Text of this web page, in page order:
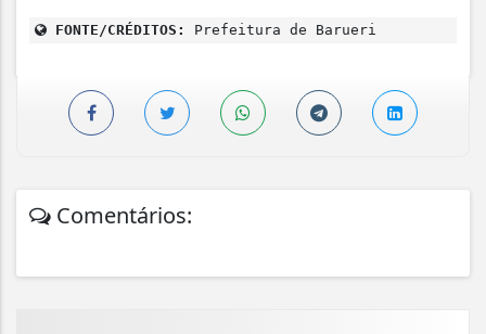
FONTE/CRÉDITOS: Prefeitura de Barueri
Comentários: